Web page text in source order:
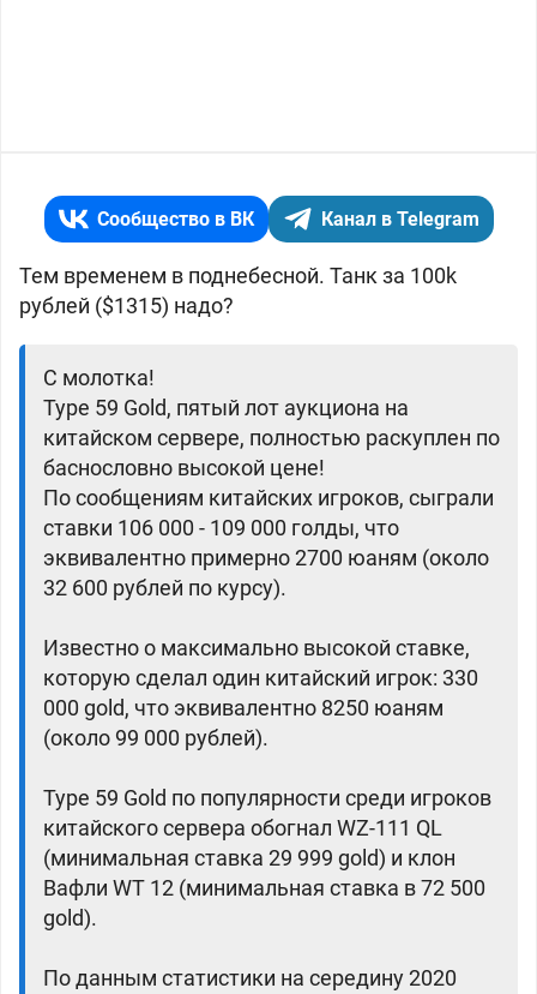
Сообщество в ВК Канал в Telegram
Тем временем в поднебесной. Танк за 100k
рублей ($1315) надо?
С молотка!
Type 59 Gold, пятый лот аукциона на
китайском сервере, полностью раскуплен по
баснословно высокой цене!
По сообщениям китайских игроков, сыграли
ставки 106 000 - 109 000 голды, что
эквивалентно примерно 2700 юаням (около
32 600 рублей по курсу).
Известно о максимально высокой ставке,
которую сделал один китайский игрок: 330
000 gold, что эквивалентно 8250 юаням
(около 99 000 рублей).
Type 59 Gold по популярности среди игроков
китайского сервера обогнал WZ-111 QL
(минимальная ставка 29 999 gold) и клон
Вафли WT 12 (минимальная ставка в 72 500
gold).
По данным статистики на середину 2020